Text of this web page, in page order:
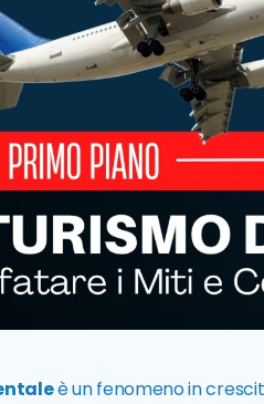
è un fenomeno in